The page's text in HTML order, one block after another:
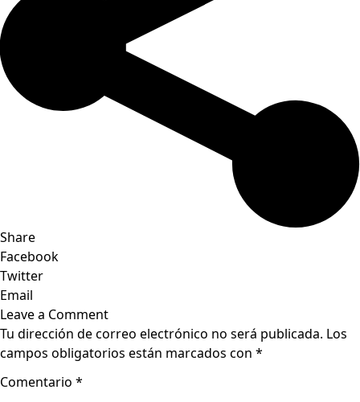
Share
Facebook
Twitter
Email
Leave a Comment
Tu dirección de correo electrónico no será publicada. Los
campos obligatorios están marcados con *
Comentario *